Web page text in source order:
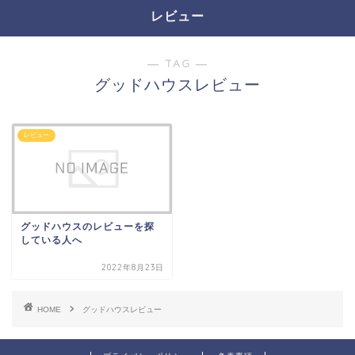
レビュー
― TAG ―
グッドハウスレビュー
レビュー
グッドハウスのレビューを探
している人へ
2022年8月23日
HOME グッドハウスレビュー